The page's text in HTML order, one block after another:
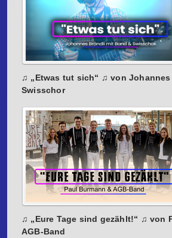
♫ „Etwas tut sich“ ♫ von
Swisschor
♫ „Eure Tage sind gezählt!“ ♫ von
AGB-Band